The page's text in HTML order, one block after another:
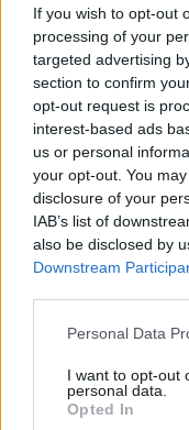
If you wish to opt-out
processing of your
targeted advertising
section to confirm
opt-out request is
interest-based ads
us or personal
your opt-out. You
disclosure of your
IAB’s list of
also be disclosed by
Downstream
Personal Data
I want to opt-out
personal data.
Opted In